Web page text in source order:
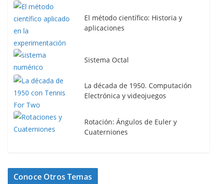
El método científico: Historia y
aplicaciones
Sistema Octal
La década de 1950. Computación
Electrónica y videojuegos
Rotación: Ángulos de Euler y
Cuaterniones
Conoce Otros Temas